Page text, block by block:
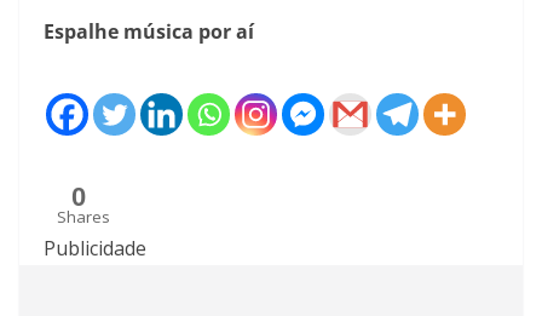
Espalhe música por aí
0
Shares
Publicidade